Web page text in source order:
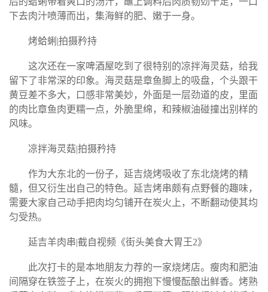
下去肉汁喷薄而出，集海鲜的肥、嫩于一身。
烤蛤蜊|拍摄矜持
这次还在一家啤酒屋吃到了很特别的凉拌海灵菇，给我
留下了非常深的印象。海灵菇是章鱼脚上的吸盘，个头跟干
黄豆差不多大，口感非常美妙，外面是一层劲道的皮，里面
的肉比章鱼肉更糯一点，外脆里绵，和辣椒油碰撞出别样的
风味。
凉拌海灵菇|拍摄矜持
作为大东北的一份子，延吉烧烤吸收了东北烧烤的精
髓，但又衍生出自己的特色。延吉烤串颇有点野餐的趣味，
需要大家自己动手把肉均匀铺开在炭火上，不断翻动使其均
匀受热。
延吉羊肉串|截自视频《街头美食大胃王2》
此次打卡的是本地朋友力荐的一家烧烤店。瘦肉和肥油
间隔穿在铁签子上，在炭火的拥抱下慢慢酝酿出鲜香。烤熟